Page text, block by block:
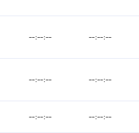
--:--:-- --:--:--
--:--:-- --:--:--
--:--:-- --:--:--